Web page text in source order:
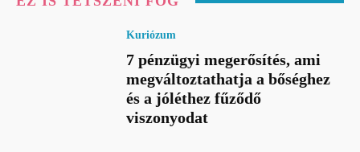
Kuriózum
7 pénzügyi megerősítés, ami
megváltoztathatja a bőséghez
és a jóléthez fűződő
viszonyodat